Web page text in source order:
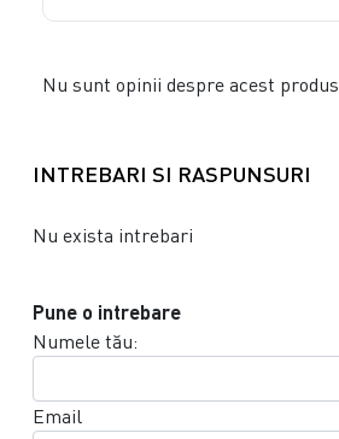
Nu sunt opinii despre acest produs.
INTREBARI SI RASPUNSURI
Nu exista intrebari
Pune o intrebare
Numele tău:
Email